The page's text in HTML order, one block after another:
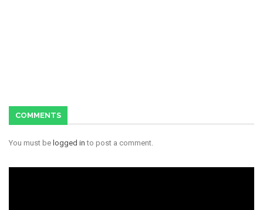
COMMENTS
You must be logged in to post a comment.